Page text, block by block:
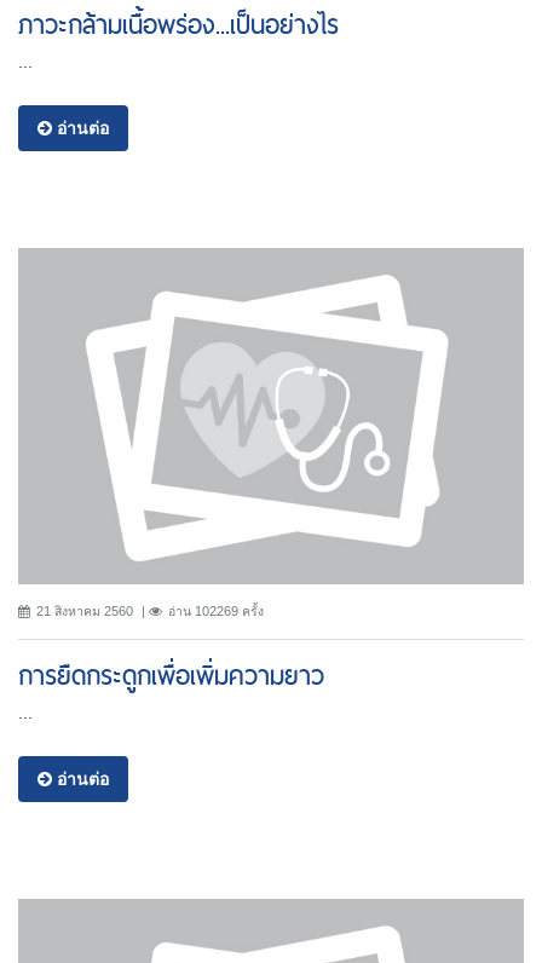
ภาวะกล้ามเนื้อพร่อง...เป็นอย่างไร
อ่านต่อ
21 สิงหาคม 2560 อ่าน 102269 ครั้ง
การยืดกระดูกเพื่อเพิ่มความยาว
...
อ่านต่อ